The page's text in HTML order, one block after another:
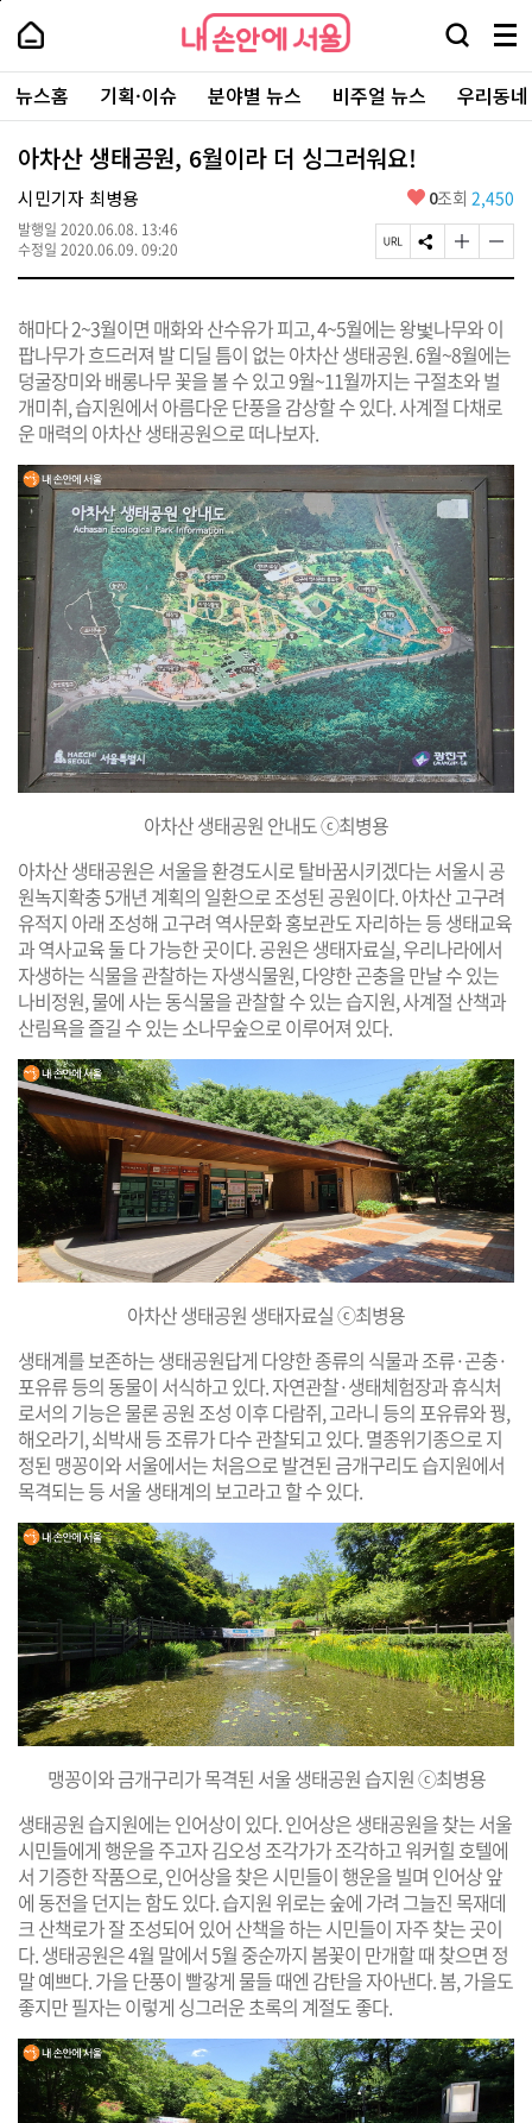
본
로
가
내
손
안
에
서
울
-
서
울
시
대
표
소
포
털
내
손
에
울
검
창
열
기
메
뉴
전
체
보
주
요
서
뉴스홈 기획·이슈 분야별 뉴스 비주얼 뉴스 우리동
아차산 생태공원, 6월이라 더 싱그러워요!
시민기자 최병용
발행일 2020.06.08. 13:46
수정일 2020.06.09. 09:20
좋
요
0조회 2,450
페
이
R
L
복
사
S
N
유
하
기
글
자
크
게
변
경
하
글
자
작
게
변
경
하
해마다 2~3월이면 매화와 산수유가 피고, 4~5월에는 왕벛나무와 이
팝나무가 흐드러져 발 디딜 틈이 없는 아차산 생태공원. 6월~8월에는
덩굴장미와 배롱나무 꽃을 볼 수 있고 9월~11월까지는 구절초와 벌
개미취, 습지원에서 아름다운 단풍을 감상할 수 있다. 사계절 다채로
운 매력의 아차산 생태공원으로 떠나보자.
아차산 생태공원 안내도 ⓒ최병용
아차산 생태공원은 서울을 환경도시로 탈바꿈시키겠다는 서울시 공
원녹지확충 5개년 계획의 일환으로 조성된 공원이다. 아차산 고구려
유적지 아래 조성해 고구려 역사문화 홍보관도 자리하는 등 생태교육
과 역사교육 둘 다 가능한 곳이다. 공원은 생태자료실, 우리나라에서
자생하는 식물을 관찰하는 자생식물원, 다양한 곤충을 만날 수 있는
나비정원, 물에 사는 동식물을 관찰할 수 있는 습지원, 사계절 산책과
산림욕을 즐길 수 있는 소나무숲으로 이루어져 있다.
아차산 생태공원 생태자료실 ⓒ최병용
생태계를 보존하는 생태공원답게 다양한 종류의 식물과 조류·곤충·
포유류 등의 동물이 서식하고 있다. 자연관찰·생태체험장과 휴식처
로서의 기능은 물론 공원 조성 이후 다람쥐, 고라니 등의 포유류와 꿩,
해오라기, 쇠박새 등 조류가 다수 관찰되고 있다. 멸종위기종으로 지
정된 맹꽁이와 서울에서는 처음으로 발견된 금개구리도 습지원에서
목격되는 등 서울 생태계의 보고라고 할 수 있다.
맹꽁이와 금개구리가 목격된 서울 생태공원 습지원 ⓒ최병용
생태공원 습지원에는 인어상이 있다. 인어상은 생태공원을 찾는 서울
시민들에게 행운을 주고자 김오성 조각가가 조각하고 워커힐 호텔에
서 기증한 작품으로, 인어상을 찾은 시민들이 행운을 빌며 인어상 앞
에 동전을 던지는 함도 있다. 습지원 위로는 숲에 가려 그늘진 목재데
크 산책로가 잘 조성되어 있어 산책을 하는 시민들이 자주 찾는 곳이
다. 생태공원은 4월 말에서 5월 중순까지 봄꽃이 만개할 때 찾으면 정
말 예쁘다. 가을 단풍이 빨갛게 물들 때엔 감탄을 자아낸다. 봄, 가을도
좋지만 필자는 이렇게 싱그러운 초록의 계절도 좋다.
페
상
단
로